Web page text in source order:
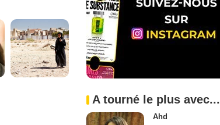
A tourné le plus avec...
Ahd